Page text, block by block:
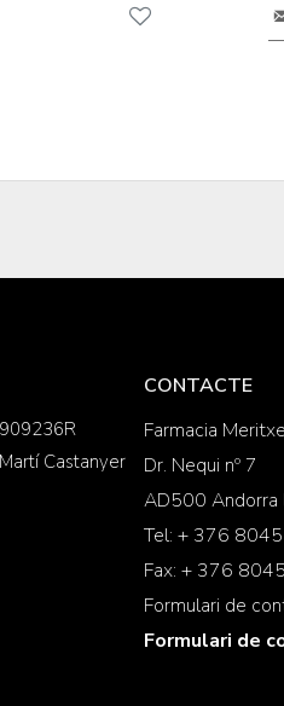
Castanyer
CONTACTE
Farmacia
Dr. Nequi nº 7
AD500 Andorra
Tel: + 376
Fax: + 376
Formulari de
Formulari de